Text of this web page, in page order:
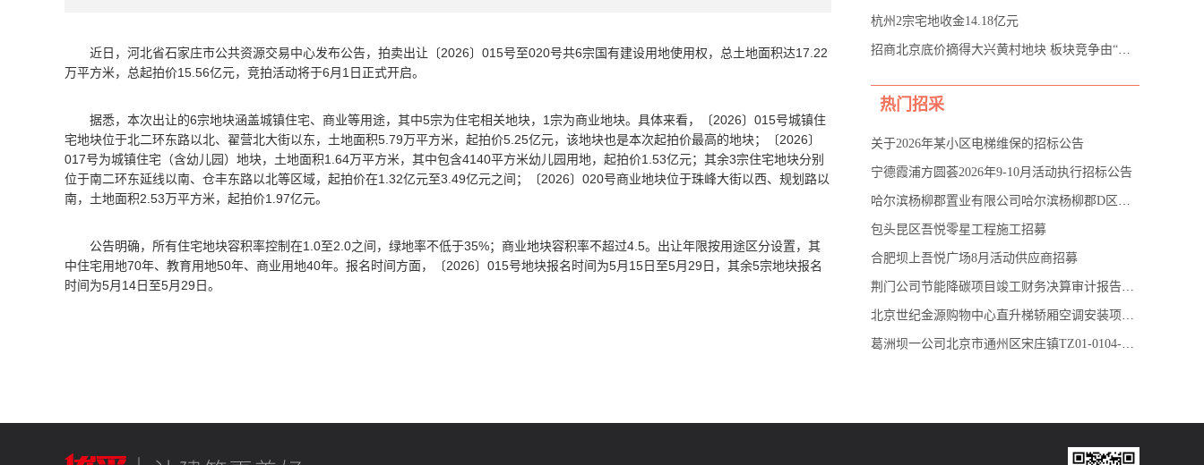
近日，河北省石家庄市公共资源交易中心发布公告，拍卖出让〔2026〕015号至020号共6宗国有建设用地使用权，总土地面积达17.22
万平方米，总起拍价15.56亿元，竞拍活动将于6月1日正式开启。
据悉，本次出让的6宗地块涵盖城镇住宅、商业等用途，其中5宗为住宅相关地块，1宗为商业地块。具体来看，〔2026〕015号城镇住
宅地块位于北二环东路以北、翟营北大街以东，土地面积5.79万平方米，起拍价5.25亿元，该地块也是本次起拍价最高的地块；〔2026〕
017号为城镇住宅（含幼儿园）地块，土地面积1.64万平方米，其中包含4140平方米幼儿园用地，起拍价1.53亿元；其余3宗住宅地块分别
位于南二环东延线以南、仓丰东路以北等区域，起拍价在1.32亿元至3.49亿元之间；〔2026〕020号商业地块位于珠峰大街以西、规划路以
南，土地面积2.53万平方米，起拍价1.97亿元。
公告明确，所有住宅地块容积率控制在1.0至2.0之间，绿地率不低于35%；商业地块容积率不超过4.5。出让年限按用途区分设置，其
中住宅用地70年、教育用地50年、商业用地40年。报名时间方面，〔2026〕015号地块报名时间为5月15日至5月29日，其余5宗地块报名
时间为5月14日至5月29日。
杭州2宗宅地收金14.18亿元
招商北京底价摘得大兴黄村地块 板块竞争由“厮杀”转向竞合
热门招采
关于2026年某小区电梯维保的招标公告
宁德霞浦方圆荟2026年9-10月活动执行招标公告
哈尔滨杨柳郡置业有限公司哈尔滨杨柳郡D区一批次地库内围挡工程
包头昆区吾悦零星工程施工招募
合肥坝上吾悦广场8月活动供应商招募
荆门公司节能降碳项目竣工财务决算审计报告采购公告
北京世纪金源购物中心直升梯轿厢空调安装项目询价公告
葛洲坝一公司北京市通州区宋庄镇TZ01-0104-0002等地块项目幕墙工程专业分包采购招标公告